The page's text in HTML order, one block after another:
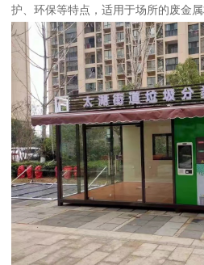
护、环保等特点，适用于场所的废金